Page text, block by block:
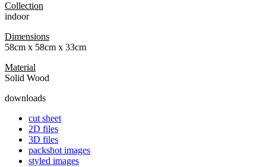
Collection
indoor
Dimensions
58cm x 58cm x 33cm
Material
Solid Wood
downloads
cut sheet
2D files
3D files
packshot images
styled images